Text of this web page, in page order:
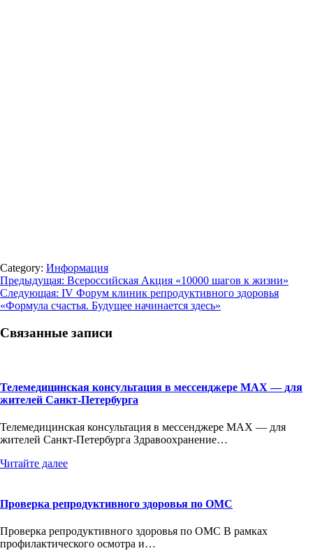
Category: Информация
Навигация
по
Предыдущая: Всероссийская Акция «10000 шагов к жизни»
Следующая: IV Форум клиник репродуктивного здоровья
«Формула счастья. Будущее начинается здесь»
Связанные записи
Телемедицинская консультация в мессенджере MAX — для
жителей Санкт-Петербурга
Телемедицинская консультация в мессенджере MAX — для
жителей Санкт-Петербурга Здравоохранение…
Читайте далее
Проверка репродуктивного здоровья по ОМС
Проверка репродуктивного здоровья по ОМС В рамках
профилактического осмотра и…